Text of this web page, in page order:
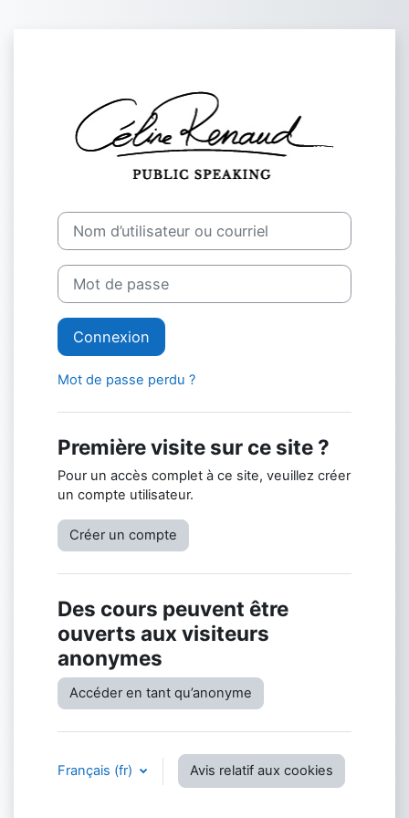
Connexion à
Procédure de création de compte
Nom d’utilisateur ou courriel
Mot de passe
Connexion
Mot de passe perdu ?
Première visite sur ce site ?
Pour un accès complet à ce site, veuillez créer
un compte utilisateur.
Créer un compte
Des cours peuvent être
ouverts aux visiteurs
anonymes
Accéder en tant qu’anonyme
Français ‎(fr)‎ Avis relatif aux cookies